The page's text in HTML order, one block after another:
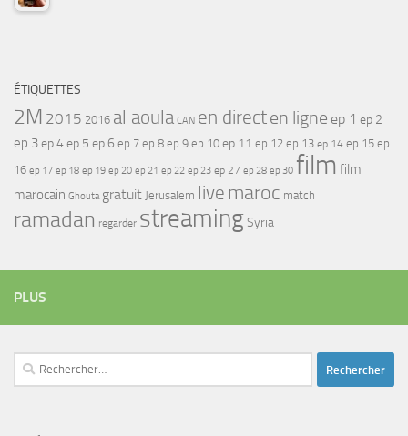
ÉTIQUETTES
2M 2015 2016 al aoula CAN en directen ligne ep 1 ep 2
ep 3ep 4ep 5 ep 6 ep 7 ep 8 ep 9 ep 10 ep 11 ep 12 ep 13 ep 14 ep 15 ep
16 ep 17 ep 18 ep 19 ep 20 ep 21 ep 22 ep 23 ep 27 ep 28 ep 30 film film
marocain Ghouta gratuit Jerusalem live maroc match
ramadan regarder streamingSyria
PLUS
Rechercher :